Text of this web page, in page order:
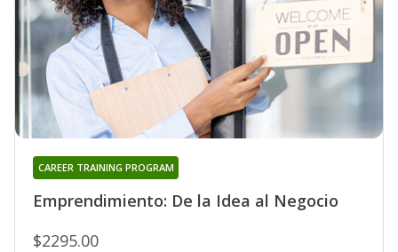
Emprendimiento: De la Idea al Negocio
CAREER TRAINING PROGRAM
$2295.00